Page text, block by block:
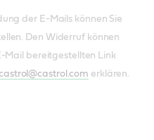
der E-Mails können Sie
Den Widerruf können
Mail bereitgestellten Link
erklären.